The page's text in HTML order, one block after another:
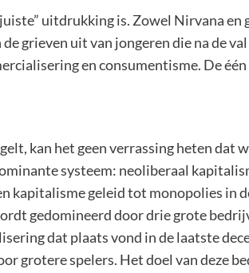
uitdrukking is. Zowel Nirvana en
grieven uit van jongeren die na de
en consumentisme. De één
kan het geen verrassing heten dat
systeem: neoliberaal
kapitalisme geleid tot monopolies in
gedomineerd door drie grote
dat plaats vond in de laatste
grotere spelers. Het doel van deze